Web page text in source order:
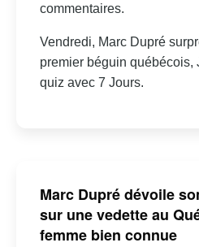
commentaires.
Vendredi, Marc Dupré
premier béguin québécois,
quiz avec 7 Jours.
Marc Dupré dévoile
sur une vedette au
femme bien connue